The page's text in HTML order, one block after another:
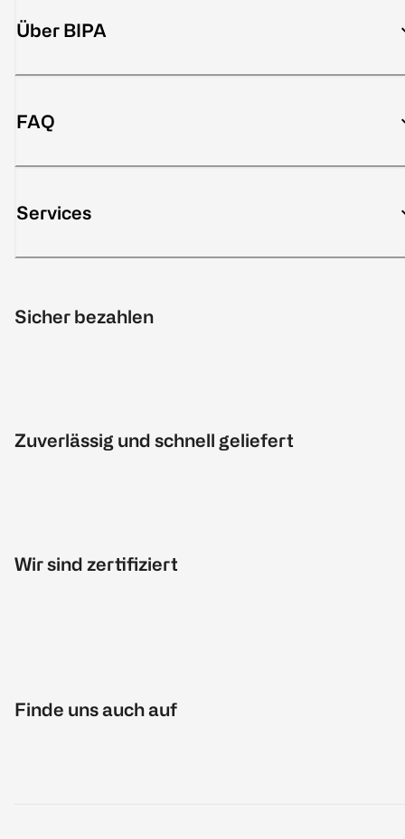
Über BIPA
FAQ
Services
Sicher bezahlen
Zuverlässig und schnell geliefert
Wir sind zertifiziert
Finde uns auch auf